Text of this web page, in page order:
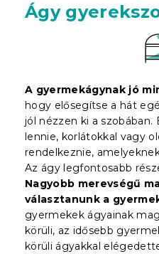
Ágy
A gyermekágynak jó
hogy elősegítse a hát
jól nézzen ki a szobában.
lennie, korlátokkal vagy
rendelkeznie,
Az ágy legfontosabb
Nagyobb merevségű
választanunk a
gyermekek ágyainak
körüli, az idősebb
körüli ágyakkal